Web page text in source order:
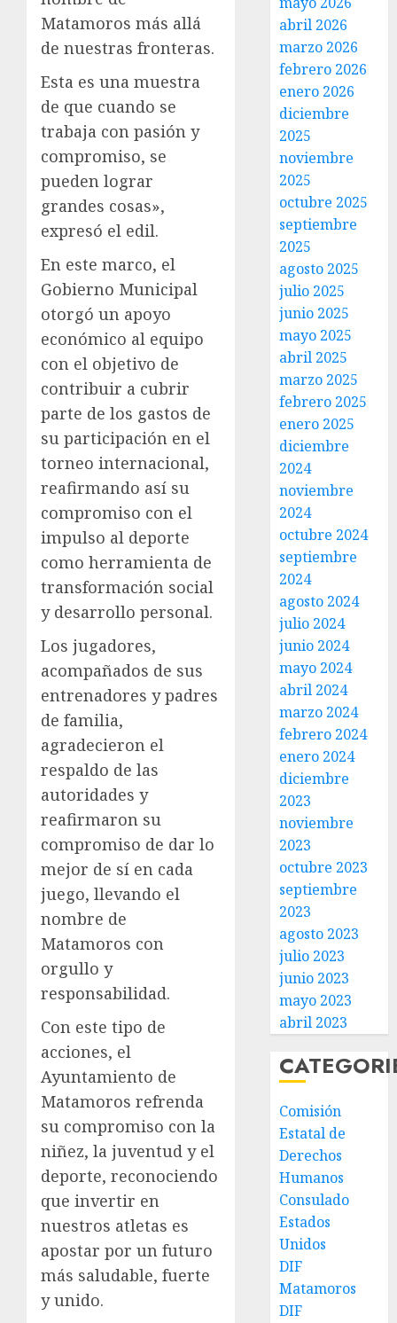
Matamoros más allá
de nuestras fronteras.
Esta es una muestra
de que cuando se
trabaja con pasión y
compromiso, se
pueden lograr
grandes cosas»,
expresó el edil.
En este marco, el
Gobierno Municipal
otorgó un apoyo
económico al equipo
con el objetivo de
contribuir a cubrir
parte de los gastos de
su participación en el
torneo internacional,
reafirmando así su
compromiso con el
impulso al deporte
como herramienta de
transformación social
y desarrollo personal.
Los jugadores,
acompañados de sus
entrenadores y padres
de familia,
agradecieron el
respaldo de las
autoridades y
reafirmaron su
compromiso de dar lo
mejor de sí en cada
juego, llevando el
nombre de
Matamoros con
orgullo y
responsabilidad.
Con este tipo de
acciones, el
Ayuntamiento de
Matamoros refrenda
su compromiso con la
niñez, la juventud y el
deporte, reconociendo
que invertir en
nuestros atletas es
apostar por un futuro
más saludable, fuerte
y unido.
abril 2026
marzo 2026
febrero 2026
enero 2026
diciembre
2025
noviembre
2025
octubre 2025
septiembre
2025
agosto 2025
julio 2025
junio 2025
mayo 2025
abril 2025
marzo 2025
febrero 2025
enero 2025
diciembre
2024
noviembre
2024
octubre 2024
septiembre
2024
agosto 2024
julio 2024
junio 2024
mayo 2024
abril 2024
marzo 2024
febrero 2024
enero 2024
diciembre
2023
noviembre
2023
octubre 2023
septiembre
2023
agosto 2023
julio 2023
junio 2023
mayo 2023
abril 2023
Comisión
Estatal de
Derechos
Humanos
Consulado
Estados
Unidos
DIF
Matamoros
DIF